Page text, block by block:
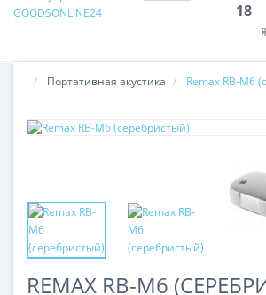
18
Портативная акустика Remax RB-M6
REMAX RB-M6